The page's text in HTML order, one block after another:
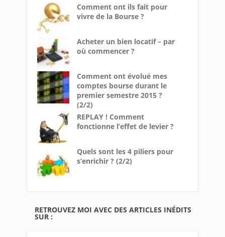
Comment ont ils fait pour
vivre de la Bourse ?
Acheter un bien locatif – par
où commencer ?
Comment ont évolué mes
comptes bourse durant le
premier semestre 2015 ?
(2/2)
REPLAY ! Comment
fonctionne l’effet de levier ?
Quels sont les 4 piliers pour
s’enrichir ? (2/2)
RETROUVEZ MOI AVEC DES ARTICLES INÉDITS
SUR :